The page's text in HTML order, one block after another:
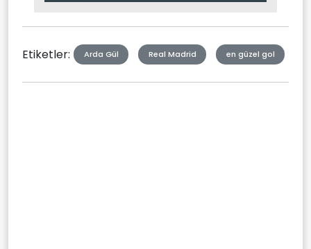
Etiketler: Arda Gül Real Madrid en güzel gol